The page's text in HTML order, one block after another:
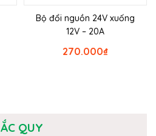
Bộ đổi nguồn 24V xuống
12V – 20A
₫
270.000
ẮC QUY